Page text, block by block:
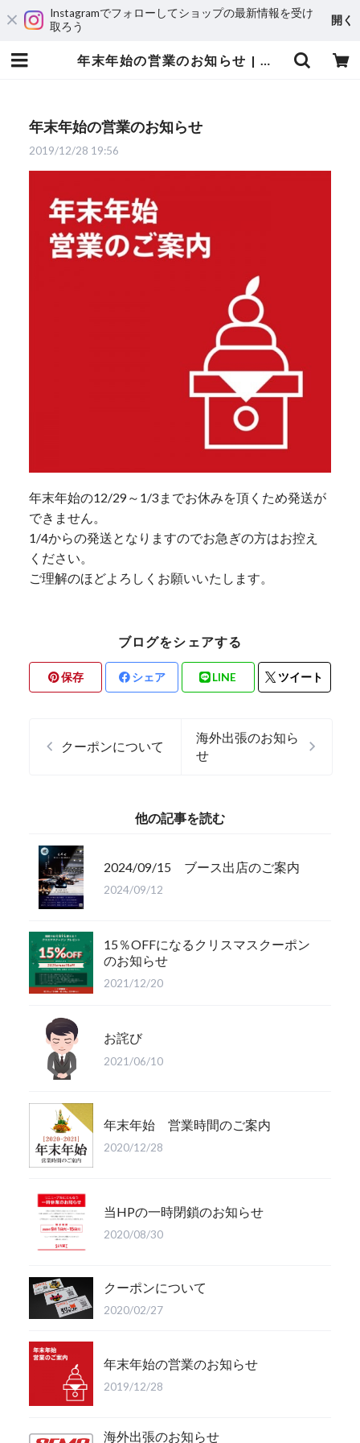
Instagramでフォローしてショップの最新情報を受け
取ろう
開く
年末年始の営業のお知らせ | 輸入アニメステッカー専門店 SUNSET Stickers Store
年末年始の営業のお知らせ
2019/12/28 19:56
年末年始の12/29～1/3までお休みを頂くため発送が
できません。
1/4からの発送となりますのでお急ぎの方はお控え
ください。
ご理解のほどよろしくお願いいたします。
ブログをシェアする
保存 シェア LINE ツイート
クーポンについて
海外出張のお知ら
せ
他の記事を読む
2024/09/15 ブース出店のご案内
2024/09/12
15％OFFになるクリスマスクーポン
のお知らせ
2021/12/20
お詫び
2021/06/10
年末年始 営業時間のご案内
2020/12/28
当HPの一時閉鎖のお知らせ
2020/08/30
クーポンについて
2020/02/27
年末年始の営業のお知らせ
2019/12/28
海外出張のお知らせ